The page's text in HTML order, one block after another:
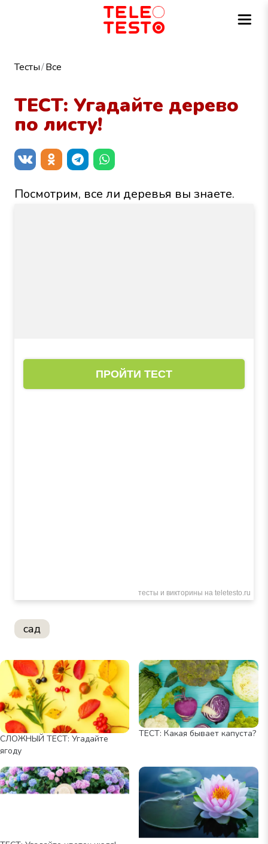
Тесты Все
ТЕСТ: Угадайте дерево
по листу!
Посмотрим, все ли деревья вы знаете.
сад
СЛОЖНЫЙ ТЕСТ: Угадайте
ягоду
ТЕСТ: Какая бывает капуста?
Фото: Praew stock /
Shutterstock